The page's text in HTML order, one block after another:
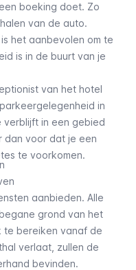
boeking doet. Zo
van de auto.
het aanbevolen om te
is in de buurt van je
van het hotel
in
verblijft in een gebied
dan voor dat je een
te voorkomen.
aanbieden. Alle
grond van het
te bereiken vanaf de
verlaat, zullen de
bevinden.